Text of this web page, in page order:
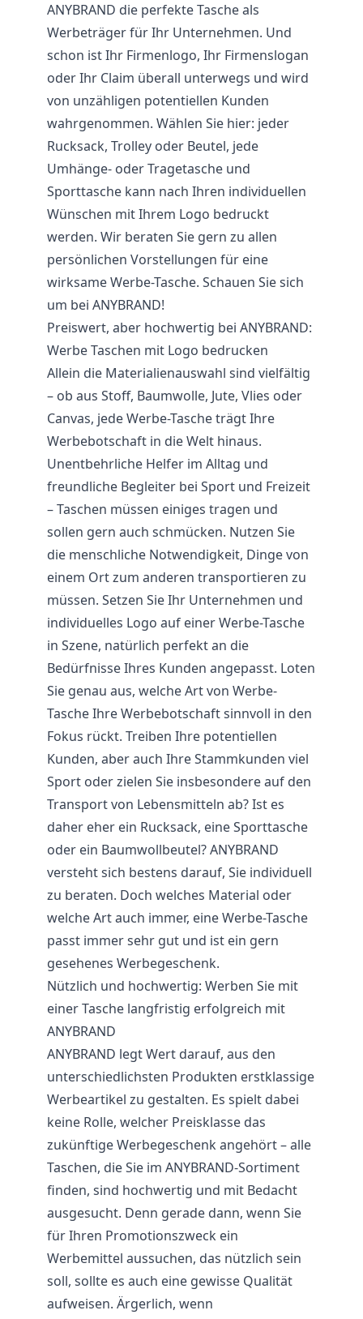
ANYBRAND die perfekte Tasche als
Werbeträger für Ihr Unternehmen. Und
schon ist Ihr Firmenlogo, Ihr Firmenslogan
oder Ihr Claim überall unterwegs und wird
von unzähligen potentiellen Kunden
wahrgenommen. Wählen Sie hier: jeder
Rucksack, Trolley oder Beutel, jede
Umhänge- oder Tragetasche und
Sporttasche kann nach Ihren individuellen
Wünschen mit Ihrem Logo bedruckt
werden. Wir beraten Sie gern zu allen
persönlichen Vorstellungen für eine
wirksame Werbe-Tasche. Schauen Sie sich
um bei ANYBRAND!
Preiswert, aber hochwertig bei ANYBRAND:
Werbe Taschen mit Logo bedrucken
Allein die Materialienauswahl sind vielfältig
– ob aus Stoff, Baumwolle, Jute, Vlies oder
Canvas, jede Werbe-Tasche trägt Ihre
Werbebotschaft in die Welt hinaus.
Unentbehrliche Helfer im Alltag und
freundliche Begleiter bei Sport und Freizeit
– Taschen müssen einiges tragen und
sollen gern auch schmücken. Nutzen Sie
die menschliche Notwendigkeit, Dinge von
einem Ort zum anderen transportieren zu
müssen. Setzen Sie Ihr Unternehmen und
individuelles Logo auf einer Werbe-Tasche
in Szene, natürlich perfekt an die
Bedürfnisse Ihres Kunden angepasst. Loten
Sie genau aus, welche Art von Werbe-
Tasche Ihre Werbebotschaft sinnvoll in den
Fokus rückt. Treiben Ihre potentiellen
Kunden, aber auch Ihre Stammkunden viel
Sport oder zielen Sie insbesondere auf den
Transport von Lebensmitteln ab? Ist es
daher eher ein Rucksack, eine Sporttasche
oder ein Baumwollbeutel? ANYBRAND
versteht sich bestens darauf, Sie individuell
zu beraten. Doch welches Material oder
welche Art auch immer, eine Werbe-Tasche
passt immer sehr gut und ist ein gern
gesehenes Werbegeschenk.
Nützlich und hochwertig: Werben Sie mit
einer Tasche langfristig erfolgreich mit
ANYBRAND
ANYBRAND legt Wert darauf, aus den
unterschiedlichsten Produkten erstklassige
Werbeartikel zu gestalten. Es spielt dabei
keine Rolle, welcher Preisklasse das
zukünftige Werbegeschenk angehört – alle
Taschen, die Sie im ANYBRAND-Sortiment
finden, sind hochwertig und mit Bedacht
ausgesucht. Denn gerade dann, wenn Sie
für Ihren Promotionszweck ein
Werbemittel aussuchen, das nützlich sein
soll, sollte es auch eine gewisse Qualität
aufweisen. Ärgerlich, wenn